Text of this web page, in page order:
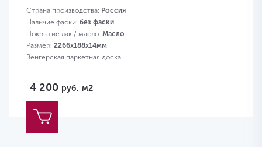
Страна производства: Россия
Наличие фаски: без фаски
Покрытие лак / масло: Масло
Размер: 2266х188х14мм
Венгерская паркетная доска
4 200 руб. м2